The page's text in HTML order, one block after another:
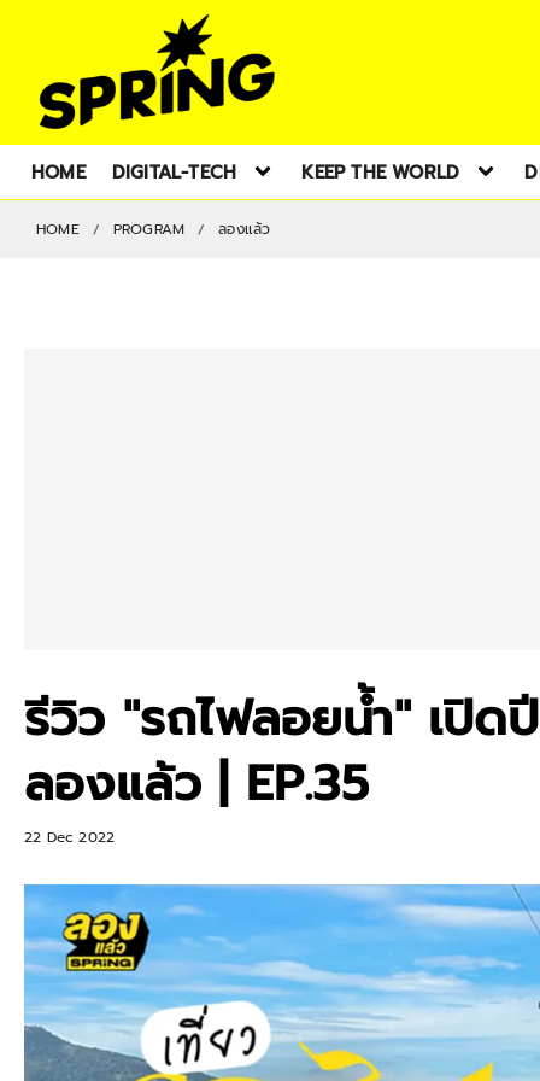
HOME DIGITAL-TECH KEEP THE WORLD
HOME PROGRAM ลองแล้ว
รีวิว "รถไฟลอยน้ำ" เปิด
ลองแล้ว | EP.35
22 Dec 2022